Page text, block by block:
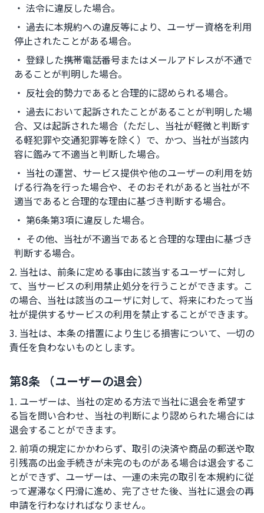
・ 法令に違反した場合。
・ 過去に本規約への違反等により、ユーザー資格を利用
停止されたことがある場合。
・ 登録した携帯電話番号またはメールアドレスが不通で
あることが判明した場合。
・ 反社会的勢力であると合理的に認められる場合。
・ 過去において起訴されたことがあることが判明した場
合、又は起訴された場合（ただし、当社が軽微と判断す
る軽犯罪や交通犯罪等を除く）で、かつ、当社が当該内
容に鑑みて不適当と判断した場合。
・ 当社の運営、サービス提供や他のユーザーの利用を妨
げる行為を行った場合や、そのおそれがあると当社が不
適当であると合理的な理由に基づき判断する場合。
・ 第6条第3項に違反した場合。
・ その他、当社が不適当であると合理的な理由に基づき
判断する場合。
2. 当社は、前条に定める事由に該当するユーザーに対し
て、当サービスの利用禁止処分を行うことができます。こ
の場合、当社は該当のユーザに対して、将来にわたって当
社が提供するサービスの利用を禁止することができます。
3. 当社は、本条の措置により生じる損害について、一切の
責任を負わないものとします。
第8条 （ユーザーの退会）
1. ユーザーは、当社の定める方法で当社に退会を希望す
る旨を問い合わせ、当社の判断により認められた場合には
退会することができます。
2. 前項の規定にかかわらず、取引の決済や商品の郵送や取
引残高の出金手続きが未完のものがある場合は退会するこ
とができず、ユーザーは、一連の未完の取引を本規約に従
って遅滞なく円滑に進め、完了させた後、当社に退会の再
申請を行わなければなりません。